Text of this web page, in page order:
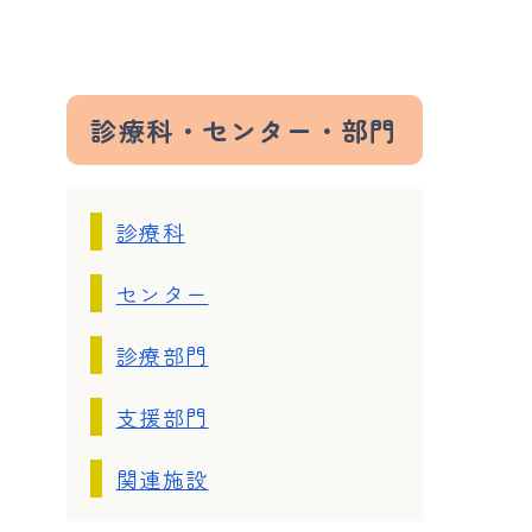
診療科・センター・部門
診療科
センター
診療部門
支援部門
関連施設